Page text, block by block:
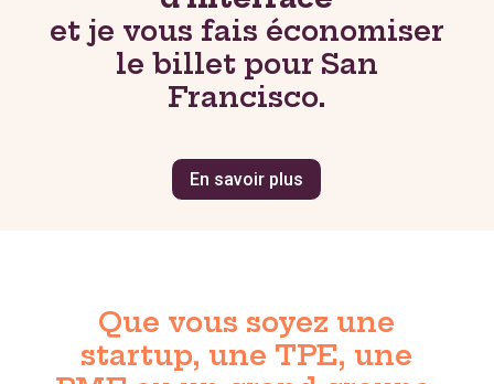
et je vous fais économiser
le billet pour San
Francisco.
En savoir plus
Que vous soyez une
startup, une TPE, une